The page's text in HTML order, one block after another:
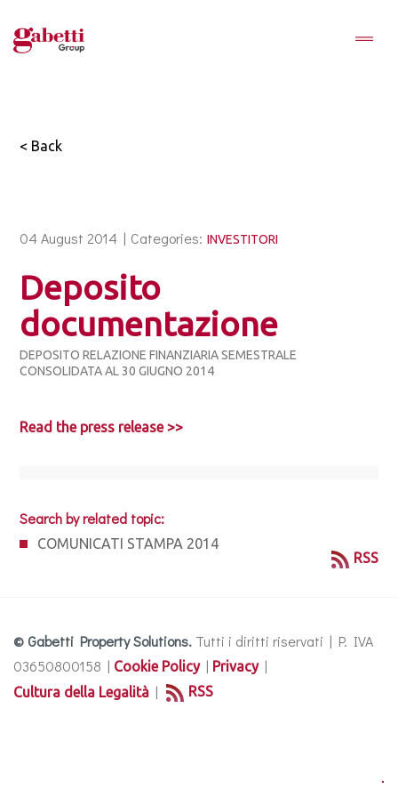
< Back
04 August 2014 | Categories: INVESTITORI
Deposito
documentazione
DEPOSITO RELAZIONE FINANZIARIA SEMESTRALE
CONSOLIDATA AL 30 GIUGNO 2014
Read the press release >>
Search by related topic:
COMUNICATI STAMPA 2014
RSS
© Gabetti Property Solutions. Tutti i diritti riservati | P. IVA
03650800158 | Cookie Policy| Privacy|
Cultura della Legalità | RSS